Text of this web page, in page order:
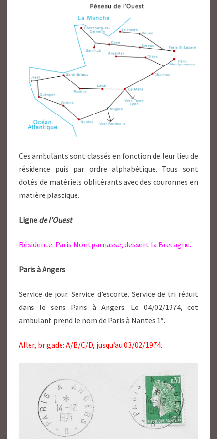
Ces ambulants sont classés en fonction de leur lieu de
résidence puis par ordre alphabétique. Tous sont
dotés de matériels oblitérants avec des couronnes en
matière plastique.
Ligne de l’Ouest
Résidence: Paris Montparnasse, dessert la Bretagne.
Paris à Angers
Service de jour. Service d’escorte. Service de tri réduit
dans le sens Paris à Angers. Le 04/02/1974, cet
ambulant prend le nom de Paris à Nantes 1°.
Aller, brigade: A/B/C/D, jusqu’au 03/02/1974.